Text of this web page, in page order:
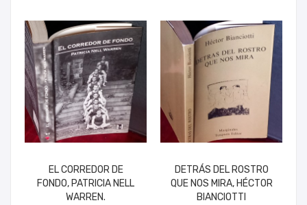
EL CORREDOR DE
FONDO, PATRICIA NELL
WARREN.
DETRÁS DEL ROSTRO
QUE NOS MIRA, HÉCTOR
BIANCIOTTI